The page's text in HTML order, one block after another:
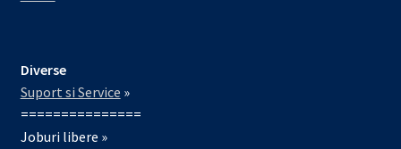
Diverse
Suport si Service »
===============
Joburi libere »